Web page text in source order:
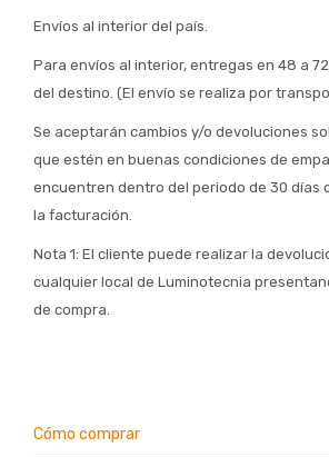
Envíos al interior del país.
Para envíos al interior, entregas en 48 a
del destino. (El envío se realiza por
Se aceptarán cambios y/o devoluciones
que estén en buenas condiciones de
encuentren dentro del periodo de 30 días
la facturación.
Nota 1: El cliente puede realizar la
cualquier local de Luminotecnia
de compra.
Cómo comprar